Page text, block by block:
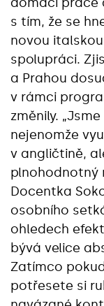
s tím, že se
novou
spolupráci.
a Prahou
v rámci
změnily.
nejenomže
v angličtině,
plnohodnotný
Docentka
osobního
ohledech
bývá velice
Zatímco
potřesete si